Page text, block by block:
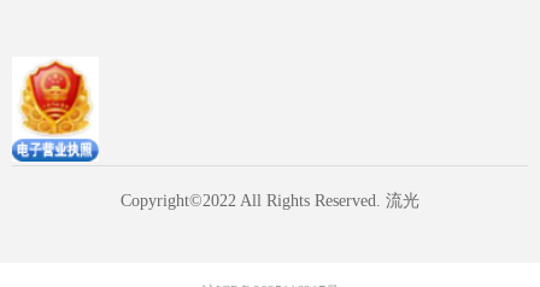
Copyright©2022 All Rights Reserved. 流光